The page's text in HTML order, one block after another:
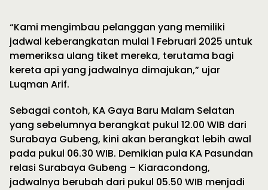
“Kami mengimbau pelanggan yang memiliki
jadwal keberangkatan mulai 1 Februari 2025 untuk
memeriksa ulang tiket mereka, terutama bagi
kereta api yang jadwalnya dimajukan,” ujar
Luqman Arif.
Sebagai contoh, KA Gaya Baru Malam Selatan
yang sebelumnya berangkat pukul 12.00 WIB dari
Surabaya Gubeng, kini akan berangkat lebih awal
pada pukul 06.30 WIB. Demikian pula KA Pasundan
relasi Surabaya Gubeng – Kiaracondong,
jadwalnya berubah dari pukul 05.50 WIB menjadi